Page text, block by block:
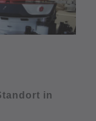
in